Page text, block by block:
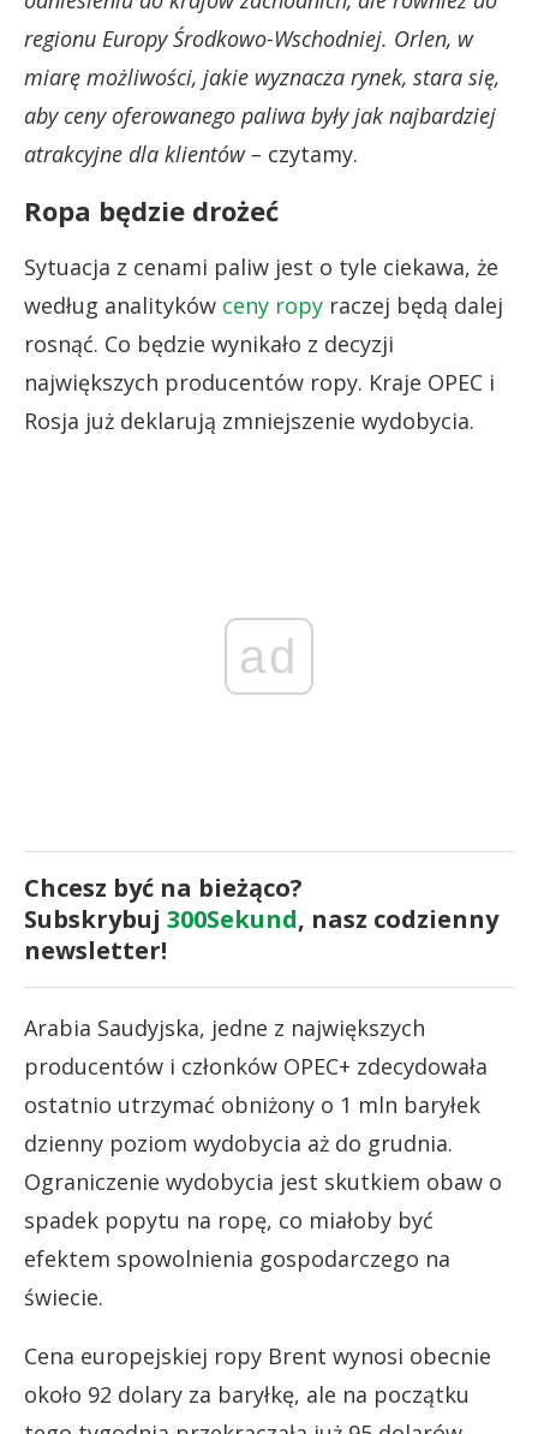
regionu Europy Środkowo-Wschodniej. Orlen, w
miarę możliwości, jakie wyznacza rynek, stara się,
aby ceny oferowanego paliwa były jak najbardziej
atrakcyjne dla klientów – czytamy.
Ropa będzie drożeć
Sytuacja z cenami paliw jest o tyle ciekawa, że
według analityków ceny ropy raczej będą dalej
rosnąć. Co będzie wynikało z decyzji
największych producentów ropy. Kraje OPEC i
Rosja już deklarują zmniejszenie wydobycia.
ad
Chcesz być na bieżąco?
Subskrybuj 300Sekund, nasz codzienny
newsletter!
Arabia Saudyjska, jedne z największych
producentów i członków OPEC+ zdecydowała
ostatnio utrzymać obniżony o 1 mln baryłek
dzienny poziom wydobycia aż do grudnia.
Ograniczenie wydobycia jest skutkiem obaw o
spadek popytu na ropę, co miałoby być
efektem spowolnienia gospodarczego na
świecie.
Cena europejskiej ropy Brent wynosi obecnie
około 92 dolary za baryłkę, ale na początku